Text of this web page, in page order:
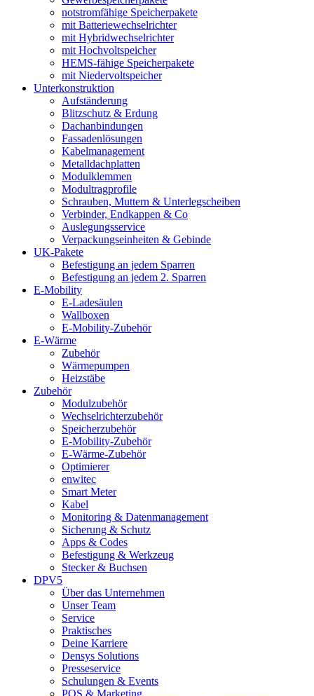
notstromfähige Speicherpakete
mit Batteriewechselrichter
mit Hybridwechselrichter
mit Hochvoltspeicher
HEMS-fähige Speicherpakete
mit Niedervoltspeicher
Unterkonstruktion
Aufständerung
Blitzschutz & Erdung
Dachanbindungen
Fassadenlösungen
Kabelmanagement
Metalldachplatten
Modulklemmen
Modultragprofile
Schrauben, Muttern & Unterlegscheiben
Verbinder, Endkappen & Co
Auslegungsservice
Verpackungseinheiten & Gebinde
UK-Pakete
Befestigung an jedem Sparren
Befestigung an jedem 2. Sparren
E-Mobility
E-Ladesäulen
Wallboxen
E-Mobility-Zubehör
E-Wärme
Zubehör
Wärmepumpen
Heizstäbe
Zubehör
Modulzubehör
Wechselrichterzubehör
Speicherzubehör
E-Mobility-Zubehör
E-Wärme-Zubehör
Optimierer
enwitec
Smart Meter
Kabel
Monitoring & Datenmanagement
Sicherung & Schutz
Apps & Codes
Befestigung & Werkzeug
Stecker & Buchsen
DPV5
Über das Unternehmen
Unser Team
Service
Praktisches
Deine Karriere
Densys Solutions
Presseservice
Schulungen & Events